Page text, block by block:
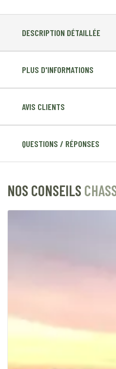
DESCRIPTION DÉTAILLÉE
PLUS D'INFORMATIONS
AVIS CLIENTS
QUESTIONS / RÉPONSES
NOS CONSEILS